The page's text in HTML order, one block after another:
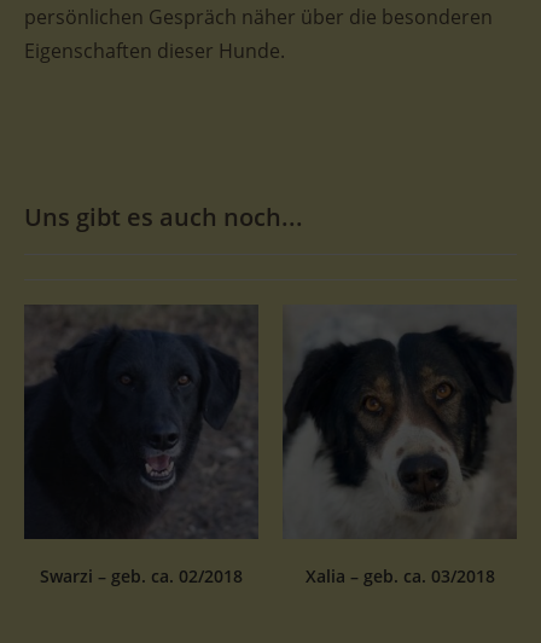
persönlichen Gespräch näher über die besonderen
Eigenschaften dieser Hunde.
Uns gibt es auch noch...
Swarzi – geb. ca. 02/2018 Xalia – geb. ca. 03/2018